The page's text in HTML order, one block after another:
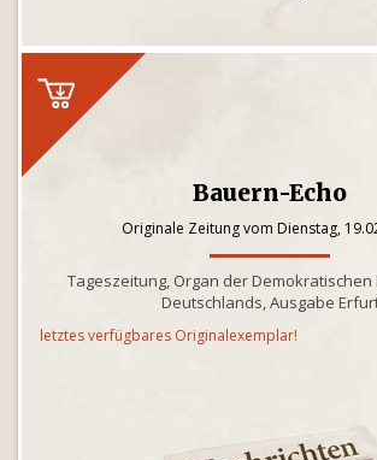
Bauern-Echo
Originale Zeitung vom Dienstag,
Tageszeitung, Organ der
Deutschlands, Ausgabe
letztes verfügbares Originalexemplar!